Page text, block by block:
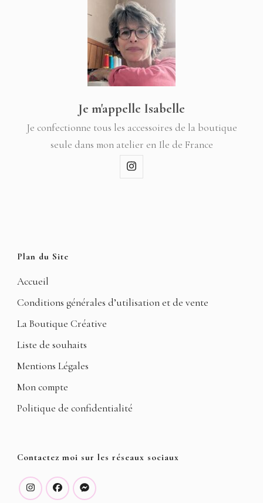
Je m'appelle Isabelle
Je confectionne tous les accessoires de la boutique
seule dans mon atelier en Ile de France
Plan du Site
Accueil
Conditions générales d’utilisation et de vente
La Boutique Créative
Liste de souhaits
Mentions Légales
Mon compte
Politique de confidentialité
Contactez moi sur les réseaux sociaux